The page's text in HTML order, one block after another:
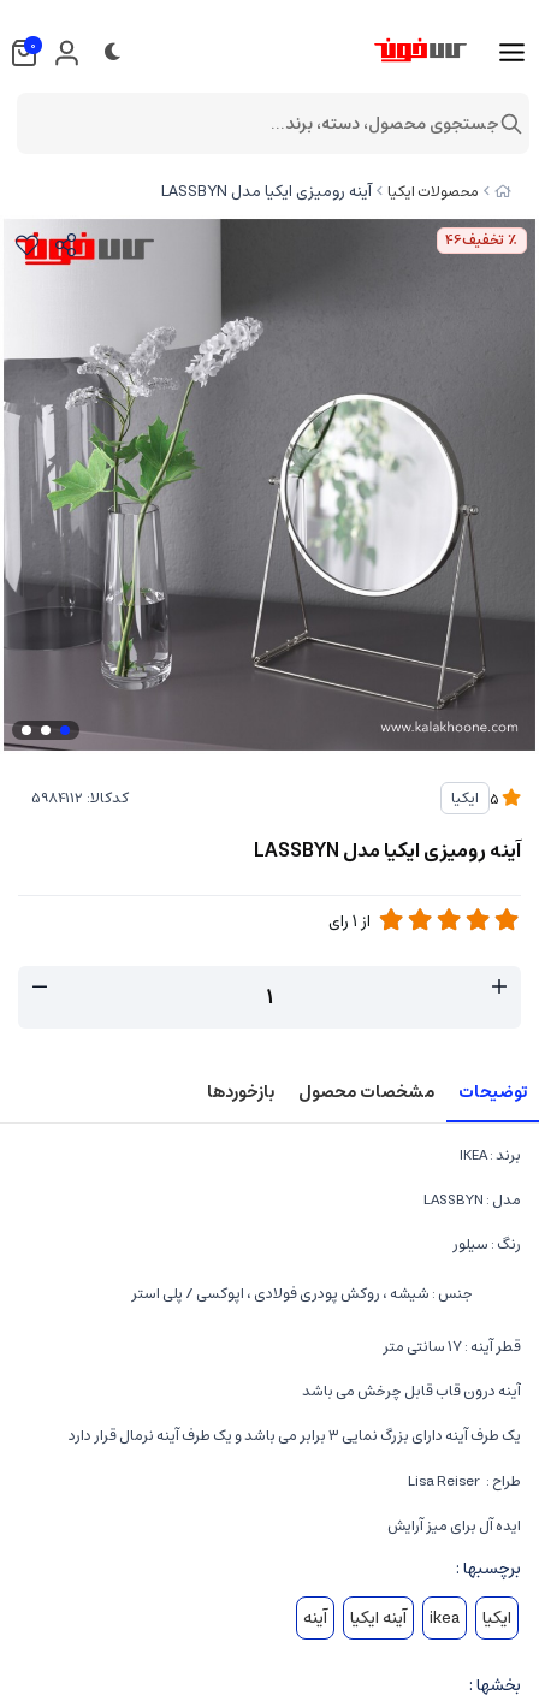
محصولات ایکیا آینه رومیزی ایکیا مدل LASSBYN
٪ تخفیف46
ایکیا کدکالا:
آینه رومیزی ایکیا مدل LASSBYN
از 1رای
توضیحات مشخصات محصول بازخوردها
برند : IKEA
مدل : LASSBYN
رنگ : سیلور
جنس : شیشه ، روکش پودری فولادی ، اپوکسی / پلی استر
قطر آینه : ۱۷ سانتی متر
آینه درون قاب قابل چرخش می باشد
یک طرف آینه دارای بزرگ نمایی ۳ برابر می باشد و یک طرف آینه نرمال قرار دارد
طراح : Lisa Reiser
ایده آل برای میز آرایش
برچسبها :
ایکیا
ikea آینه ایکیا آینه
بخشها :
0
جستجوی محصول، دسته، برند...